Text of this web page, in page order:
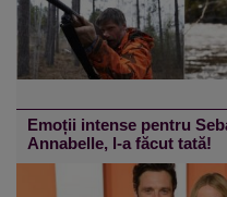
Emoții intense pentru
Annabelle, l-a făcut tată!